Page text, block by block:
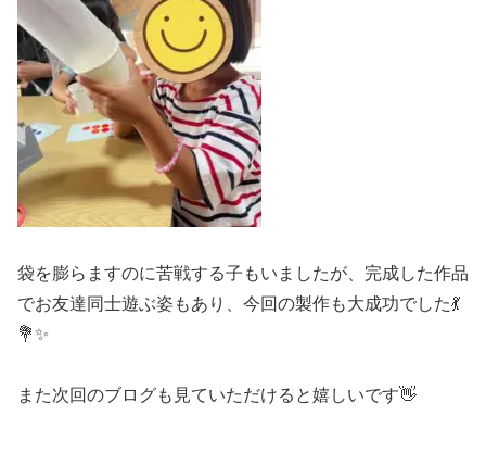
袋を膨らますのに苦戦する子もいましたが、完成した作品
でお友達同士遊ぶ姿もあり、今回の製作も大成功でした💃
💐✨
また次回のブログも見ていただけると嬉しいです👋